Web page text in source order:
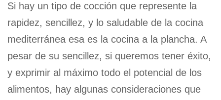
Si hay un tipo de cocción que represente la
rapidez, sencillez, y lo saludable de la cocina
mediterránea esa es la cocina a la plancha. A
pesar de su sencillez, si queremos tener éxito,
y exprimir al máximo todo el potencial de los
alimentos, hay algunas consideraciones que